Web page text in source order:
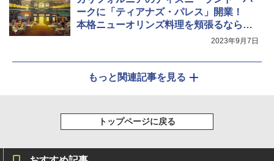
ークに「ティアナズ・パレス」開業！
本格ニューオリンズ料理を頬張るならコ
2023年9月7日
もっと関連記事を見る
トップページに戻る